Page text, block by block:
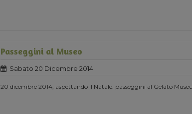
Passeggini al Museo
Sabato 20 Dicembre 2014
20 dicembre 2014, aspettando il Natale: passeggini al Gelato